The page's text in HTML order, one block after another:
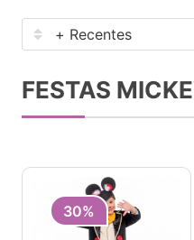
FESTAS
30%